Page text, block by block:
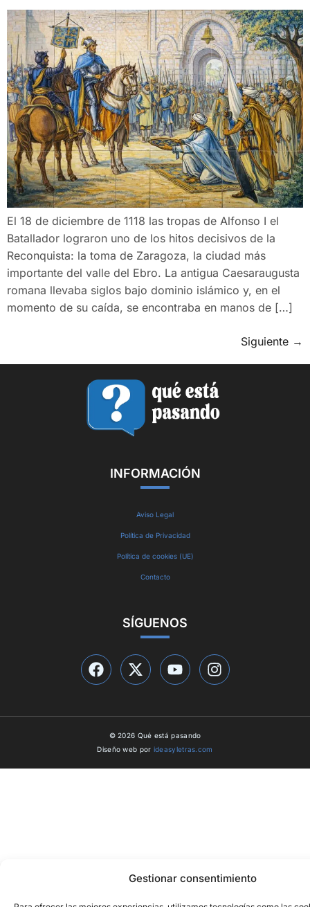
Gestionar consentimiento
El 18 de diciembre de 1118 las tropas de Alfonso I el
Batallador lograron uno de los hitos decisivos de la
Reconquista: la toma de Zaragoza, la ciudad más
importante del valle del Ebro. La antigua Caesaraugusta
romana llevaba siglos bajo dominio islámico y, en el
momento de su caída, se encontraba en manos de […]
Siguiente →
INFORMACIÓN
Aviso Legal
Política de Privacidad
Política de cookies (UE)
Contacto
SÍGUENOS
© 2026 Qué está pasando
Diseño web por ideasyletras.com